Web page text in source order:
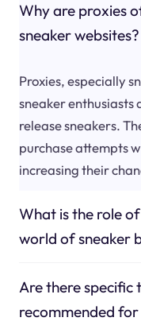
Why are proxies
sneaker websites?
Proxies, especially
sneaker enthusiasts
release sneakers.
purchase attempts
increasing their
What is the role
world of sneaker
Are there specific
recommended